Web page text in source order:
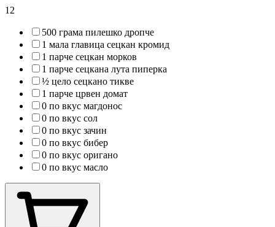
12
500 грама пилешко дропче
1 мала главица сецкан кромид
1 парче сецкан морков
1 парче сецкана лута пиперка
½ цело сецкано тикве
1 парче црвен домат
0 по вкус магдонос
0 по вкус сол
0 по вкус зачин
0 по вкус бибер
0 по вкус оригано
0 по вкус масло